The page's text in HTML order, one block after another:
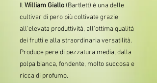
Il William Giallo (Bartlett) è una delle
cultivar di pero più coltivate grazie
all'elevata produttività, all'ottima qualità
dei frutti e alla straordinaria versatilità.
Produce pere di pezzatura media, dalla
polpa bianca, fondente, molto succosa e
ricca di profumo.